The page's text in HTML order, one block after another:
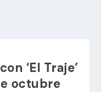
‘El Traje’
octubre